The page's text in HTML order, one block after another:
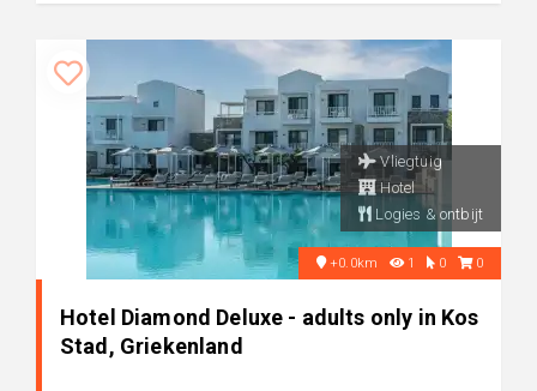
Vliegtuig
Hotel
Logies & ontbijt
+0.0km 1 0 0
Hotel Diamond Deluxe - adults only in Kos
Stad, Griekenland